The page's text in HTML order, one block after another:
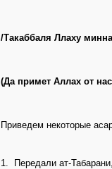
/Такаббаля Ллаху
(Да примет Аллах от
Приведем некоторые
1. Передали ат-